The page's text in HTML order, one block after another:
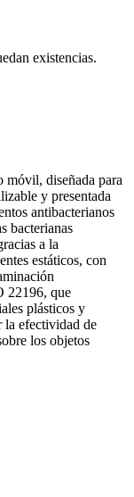
existencias.
móvil, diseñada para
y presentada
antibacterianos
bacterianas
a la
estáticos, con
22196, que
plásticos y
la efectividad de
los objetos